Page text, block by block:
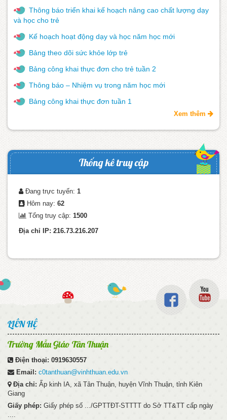
Thông báo triển khai kế hoạch nâng cao chất lượng dạy
và học cho trẻ
Kế hoạch hoạt động dạy và học năm học mới
Bảng theo dõi sức khỏe lớp trẻ
Bảng công khai thực đơn cho trẻ tuần 2
Thông báo – Nhiệm vụ trong năm học mới
Bảng công khai thực đơn tuần 1
Xem thêm
Thống kê truy cập
Đang trực tuyến: 1
Hôm nay: 62
Tổng truy cập: 1500
Địa chỉ IP: 216.73.216.207
LIÊN HỆ
Trường Mẫu Giáo Tân Thuận
Điện thoại: 0919630557
Email: c0tanthuan@vinhthuan.edu.vn
Địa chỉ: Ấp kinh IA, xã Tân Thuận, huyện Vĩnh Thuận, tỉnh Kiên
Giang
Giấy phép: Giấy phép số .../GPTTĐT-STTTT do Sở TT&TT cấp ngày